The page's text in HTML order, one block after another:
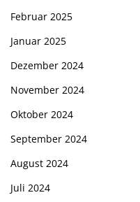
Februar 2025
Januar 2025
Dezember 2024
November 2024
Oktober 2024
September 2024
August 2024
Juli 2024